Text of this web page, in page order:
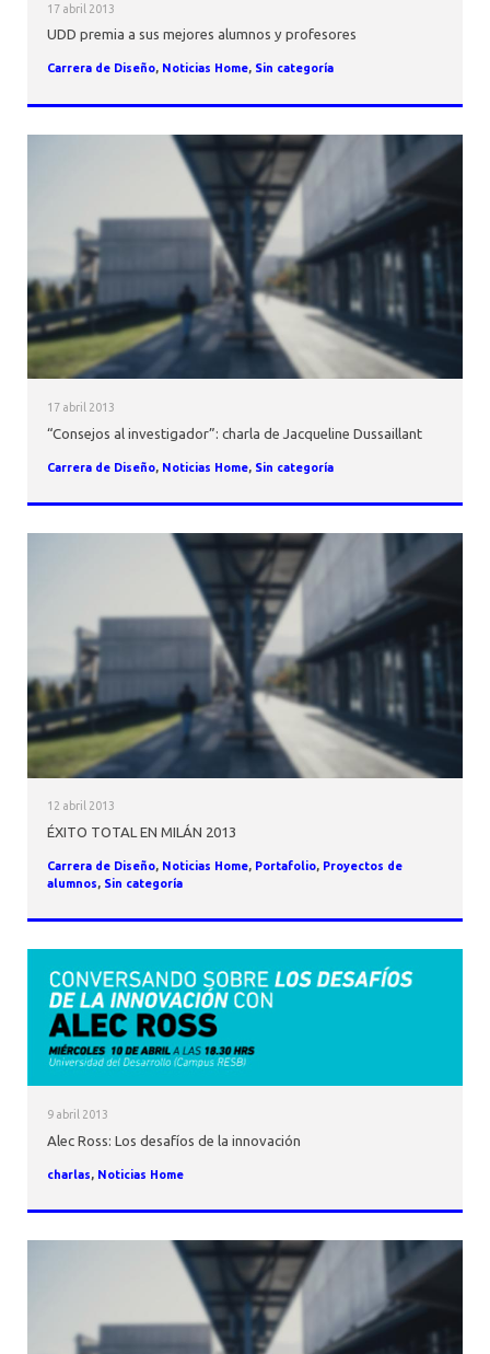
17 abril 2013
UDD premia a sus mejores alumnos y profesores
Carrera de Diseño, Noticias Home, Sin categoría
17 abril 2013
“Consejos al investigador”: charla de Jacqueline Dussaillant
Carrera de Diseño, Noticias Home, Sin categoría
12 abril 2013
ÉXITO TOTAL EN MILÁN 2013
Carrera de Diseño, Noticias Home, Portafolio, Proyectos de
alumnos, Sin categoría
9 abril 2013
Alec Ross: Los desafíos de la innovación
charlas, Noticias Home